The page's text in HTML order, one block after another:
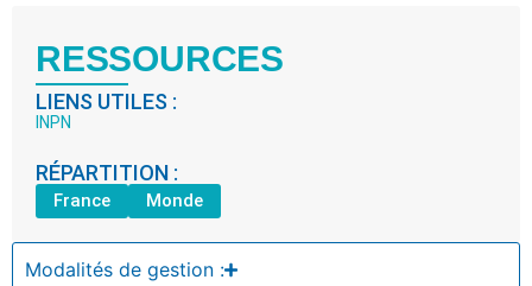
RESSOURCES
LIENS UTILES :
INPN
RÉPARTITION :
France Monde
Modalités de gestion :